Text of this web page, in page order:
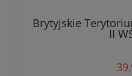
Brytyjskie
II